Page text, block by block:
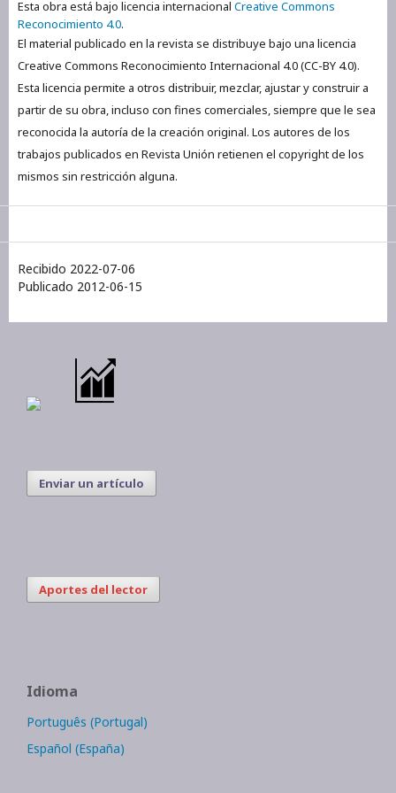
Esta obra está bajo licencia internacional Creative Commons
Reconocimiento 4.0.
El material publicado en la revista se distribuye bajo una licencia
Creative Commons Reconocimiento Internacional 4.0 (CC-BY 4.0).
Esta licencia permite a otros distribuir, mezclar, ajustar y construir a
partir de su obra, incluso con fines comerciales, siempre que le sea
reconocida la autoría de la creación original. Los autores de los
trabajos publicados en Revista Unión retienen el copyright de los
mismos sin restricción alguna.
Recibido 2022-07-06
Publicado 2012-06-15
Enviar un artículo
Aportes del lector
Idioma
Português (Portugal)
Español (España)